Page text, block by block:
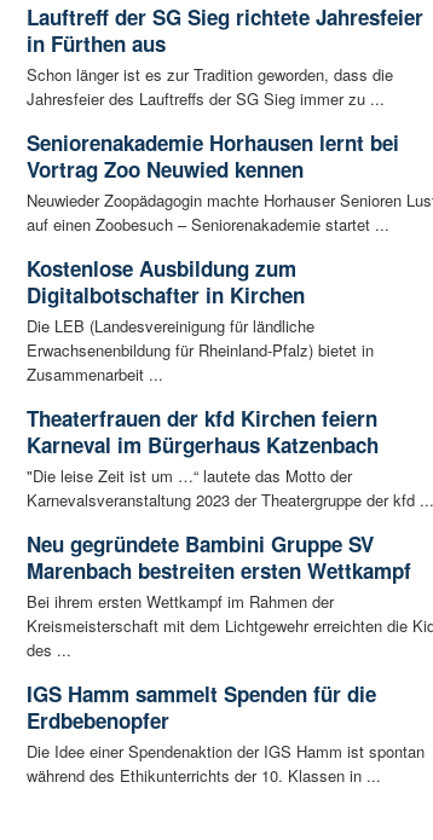
Lauftreff der SG Sieg richtete Jahresfeier
in Fürthen aus
Schon länger ist es zur Tradition geworden, dass die
Jahresfeier des Lauftreffs der SG Sieg immer zu ...
Seniorenakademie Horhausen lernt bei
Vortrag Zoo Neuwied kennen
Neuwieder Zoopädagogin machte Horhauser Senioren
auf einen Zoobesuch – Seniorenakademie startet ...
Kostenlose Ausbildung zum
Digitalbotschafter in Kirchen
Die LEB (Landesvereinigung für ländliche
Erwachsenenbildung für Rheinland-Pfalz) bietet in
Zusammenarbeit ...
Theaterfrauen der kfd Kirchen feiern
Karneval im Bürgerhaus Katzenbach
"Die leise Zeit ist um …“ lautete das Motto der
Karnevalsveranstaltung 2023 der Theatergruppe der kfd ...
Neu gegründete Bambini Gruppe SV
Marenbach bestreiten ersten Wettkampf
Bei ihrem ersten Wettkampf im Rahmen der
Kreismeisterschaft mit dem Lichtgewehr erreichten die
des ...
IGS Hamm sammelt Spenden für die
Erdbebenopfer
Die Idee einer Spendenaktion der IGS Hamm ist spontan
während des Ethikunterrichts der 10. Klassen in ...